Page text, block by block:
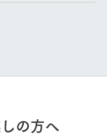
の方へ